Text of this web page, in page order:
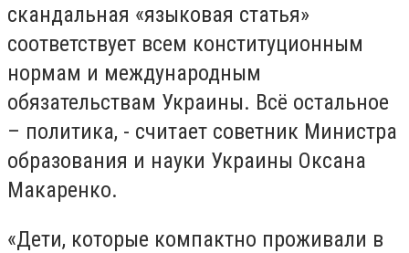
скандальная «языковая статья»
соответствует всем конституционным
нормам и международным
обязательствам Украины. Всё остальное
– политика, - считает советник Министра
образования и науки Украины Оксана
Макаренко.
«Дети, которые компактно проживали в